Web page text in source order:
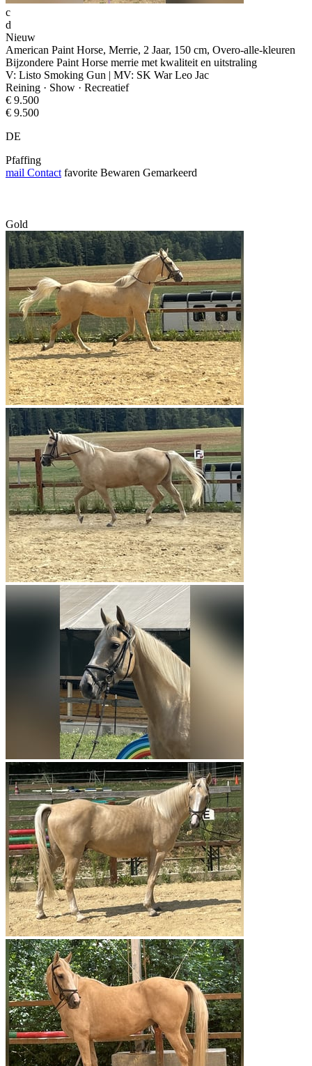
c
d
Nieuw
American Paint Horse, Merrie, 2 Jaar, 150 cm, Overo-alle-kleuren
Bijzondere Paint Horse merrie met kwaliteit en uitstraling
V: Listo Smoking Gun | MV: SK War Leo Jac
Reining · Show · Recreatief
€ 9.500
€ 9.500
DE
Pfaffing
mail Contact favorite Bewaren Gemarkeerd
Gold